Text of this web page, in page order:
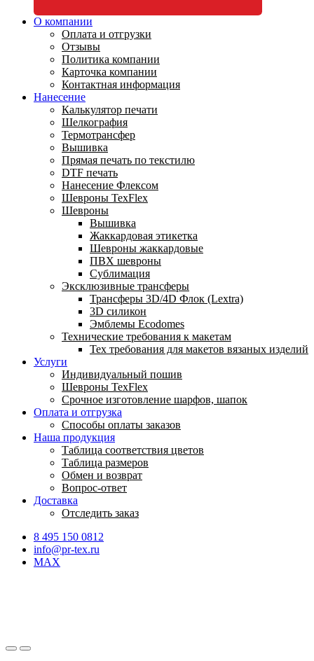
О компании
Оплата и отгрузки
Отзывы
Политика компании
Карточка компании
Контактная информация
Нанесение
Калькулятор печати
Шелкография
Термотрансфер
Вышивка
Прямая печать по текстилю
DTF печать
Нанесение Флексом
Шевроны TexFlex
Шевроны
Вышивка
Жаккардовая этикетка
Шевроны жаккардовые
ПВХ шевроны
Сублимация
Эксклюзивные трансферы
Трансферы 3D/4D Флок (Lextra)
3D силикон
Эмблемы Ecodomes
Технические требования к макетам
Тех требования для макетов вязаных изделий
Услуги
Индивидуальный пошив
Шевроны TexFlex
Срочное изготовление шарфов, шапок
Оплата и отгрузка
Способы оплаты заказов
Наша продукция
Таблица соответствия цветов
Таблица размеров
Обмен и возврат
Вопрос-ответ
Доставка
Отследить заказ
8 495 150 0812
info@pr-tex.ru
MAX